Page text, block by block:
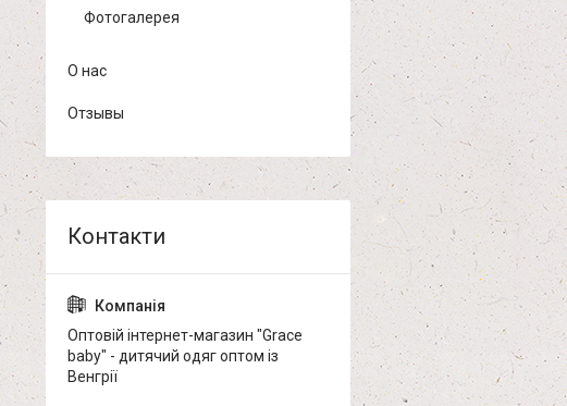
Фотогалерея
О нас
Отзывы
Оптовій інтернет-магазин "Grace
baby" - дитячий одяг оптом із
Венгрії